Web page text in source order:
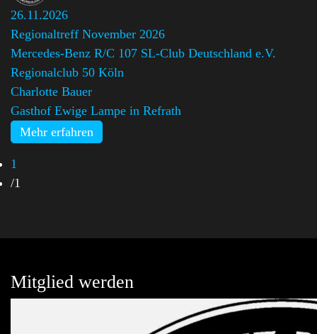
26.11.2026
Regionaltreff November 2026
Mercedes-Benz R/C 107 SL-Club Deutschland e.V.
Regionalclub 50 Köln
Charlotte Bauer
Gasthof Ewige Lampe in Refrath
Mehr erfahren
1
/1
Mitglied werden